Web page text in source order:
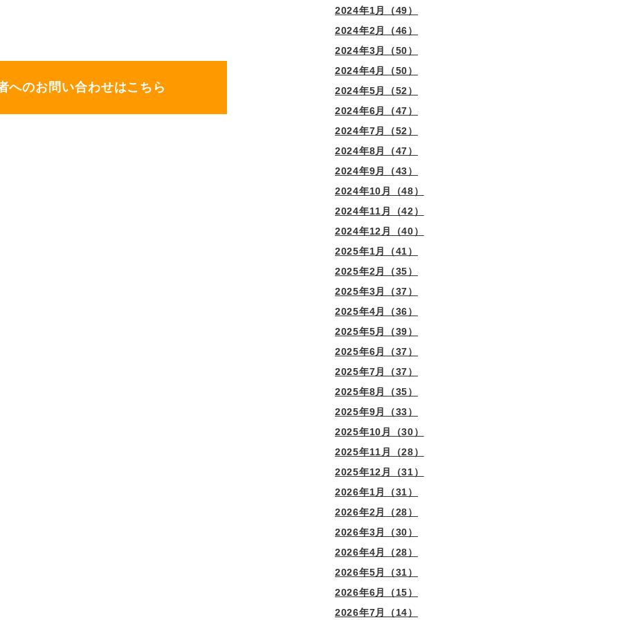
へのお問い合わせはこちら
2024年1月（49）
2024年2月（46）
2024年3月（50）
2024年4月（50）
2024年5月（52）
2024年6月（47）
2024年7月（52）
2024年8月（47）
2024年9月（43）
2024年10月（48）
2024年11月（42）
2024年12月（40）
2025年1月（41）
2025年2月（35）
2025年3月（37）
2025年4月（36）
2025年5月（39）
2025年6月（37）
2025年7月（37）
2025年8月（35）
2025年9月（33）
2025年10月（30）
2025年11月（28）
2025年12月（31）
2026年1月（31）
2026年2月（28）
2026年3月（30）
2026年4月（28）
2026年5月（31）
2026年6月（15）
2026年7月（14）